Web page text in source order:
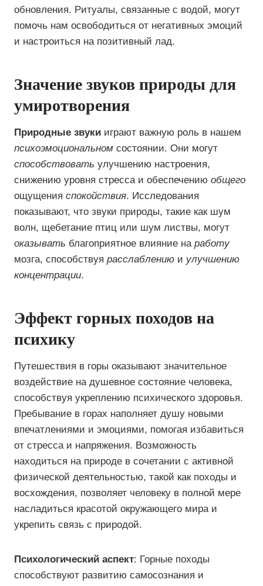
обновления. Ритуалы, связанные с водой, могут
помочь нам освободиться от негативных эмоций
и настроиться на позитивный лад.
Значение звуков природы для
умиротворения
Природные звуки играют важную роль в нашем
психоэмоциональном состоянии. Они могут
способствовать улучшению настроения,
снижению уровня стресса и обеспечению общего
ощущения спокойствия. Исследования
показывают, что звуки природы, такие как шум
волн, щебетание птиц или шум листвы, могут
оказывать благоприятное влияние на работу
мозга, способствуя расслаблению и улучшению
концентрации.
Эффект горных походов на
психику
Путешествия в горы оказывают значительное
воздействие на душевное состояние человека,
способствуя укреплению психического здоровья.
Пребывание в горах наполняет душу новыми
впечатлениями и эмоциями, помогая избавиться
от стресса и напряжения. Возможность
находиться на природе в сочетании с активной
физической деятельностью, такой как походы и
восхождения, позволяет человеку в полной мере
насладиться красотой окружающего мира и
укрепить связь с природой.
Психологический аспект: Горные походы
способствуют развитию самосознания и